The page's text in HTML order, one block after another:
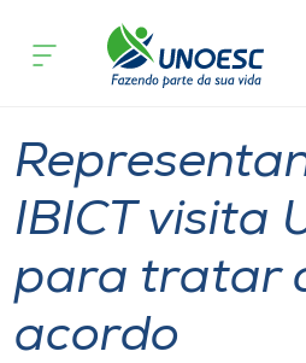
Cursos
Pesquisa
Atendimento ao Estudante
Portal de Ensino
acontece
IBICT visita
para tratar
acordo